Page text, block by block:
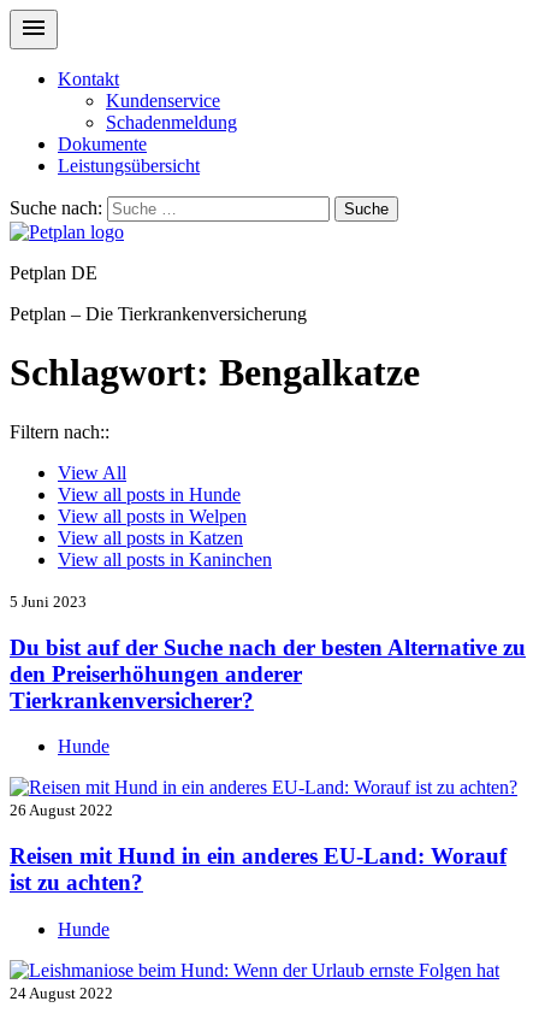
Kontakt
Kundenservice
Schadenmeldung
Dokumente
Leistungsübersicht
Suche nach: Suche
Petplan DE
Petplan – Die Tierkrankenversicherung
Schlagwort: Bengalkatze
Filtern nach::
View All
View all posts in Hunde
View all posts in Welpen
View all posts in Katzen
View all posts in Kaninchen
5 Juni 2023
Du bist auf der Suche nach der besten Alternative zu
den Preiserhöhungen anderer
Tierkrankenversicherer?
Hunde
26 August 2022
Reisen mit Hund in ein anderes EU-Land: Worauf
ist zu achten?
Hunde
24 August 2022